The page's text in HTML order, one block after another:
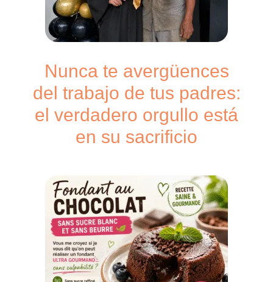
Nunca te avergüences
del trabajo de tus padres:
el verdadero orgullo está
en su sacrificio